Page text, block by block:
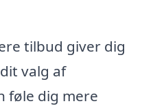
tilbud giver dig
valg af
føle dig mere